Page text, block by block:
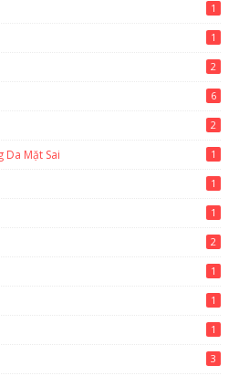
1
1
2
6
2
Da Mặt Sai 1
1
1
2
1
1
1
3